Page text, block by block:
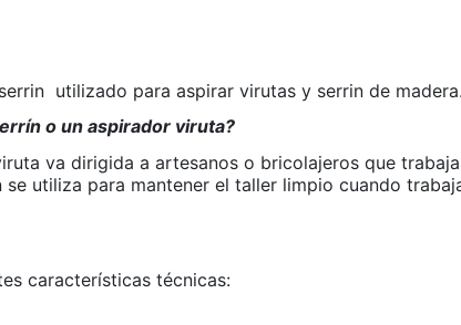
utilizado para aspirar virutas y serrin de madera.
o un aspirador viruta?
va dirigida a artesanos o bricolajeros que
utiliza para mantener el taller limpio cuando
características técnicas: